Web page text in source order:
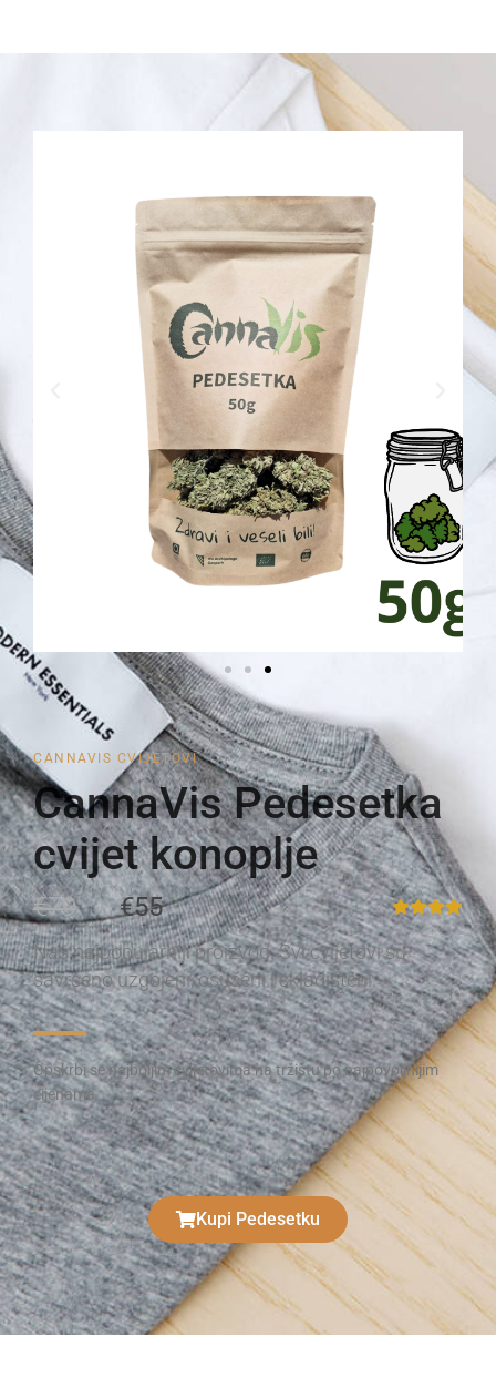
CANNAVIS CVIJETOVI
CannaVis Pedesetka
cvijet konoplje
€79 €55
Naš najpopularniji proizvod. Svi cvijetovi su
savršeno uzgojeni, osušeni i skladišteni.
Opskrbi se najboljim cvijetovima na tržištu po najpovoljnijim
cijenama
Kupi Pedesetku